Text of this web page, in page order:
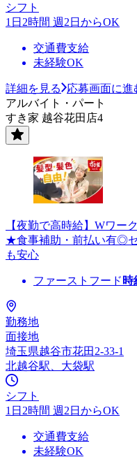
シフト
1日2時間 週2日からOK
交通費支給
未経験OK
詳細を見る
応募画面に進
アルバイト・パート
すき家 越谷花田店4
【夜勤で高時給】Wワー
★食事補助・前払い有◎
も安心
ファーストフード 時
勤務地
面接地
埼玉県越谷市花田2-33-1
北越谷駅、大袋駅
シフト
1日2時間 週2日からOK
交通費支給
未経験OK